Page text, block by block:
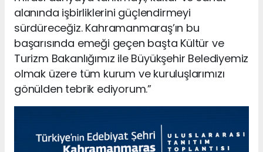
alanında işbirliklerini güçlendirmeyi
sürdüreceğiz. Kahramanmaraş’ın bu
başarısında emeği geçen başta Kültür ve
Turizm Bakanlığımız ile Büyükşehir Belediyemiz
olmak üzere tüm kurum ve kuruluşlarımızı
gönülden tebrik ediyorum.”